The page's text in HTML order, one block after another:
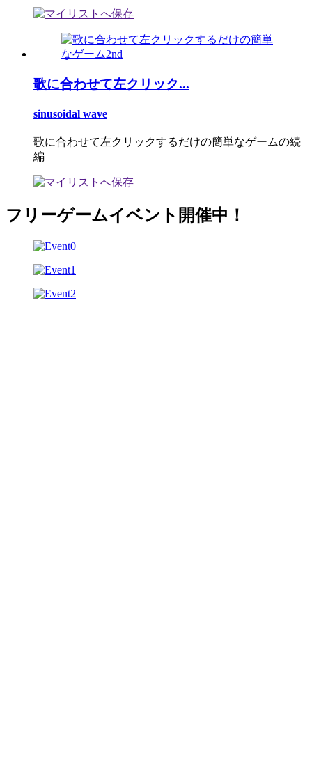
歌に合わせて左クリック...
sinusoidal wave
歌に合わせて左クリックするだけの簡単なゲームの続
編
フリーゲームイベント開催中！